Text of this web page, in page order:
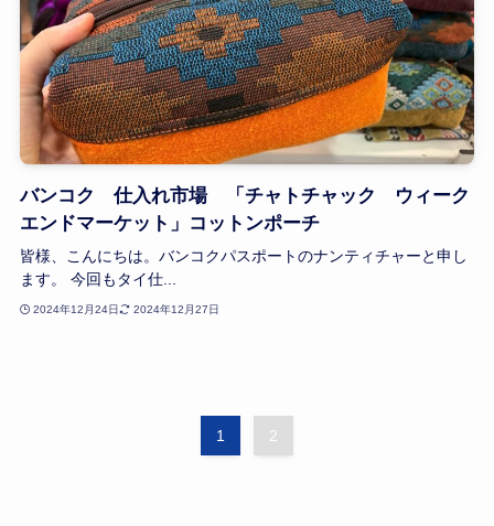
バンコク 仕入れ市場 「チャトチャック ウィーク
エンドマーケット」コットンポーチ
皆様、こんにちは。バンコクパスポートのナンティチャーと申し
ます。 今回もタイ仕...
2024年12月24日 2024年12月27日
1 2